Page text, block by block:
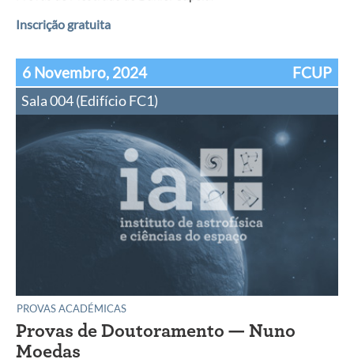
Inscrição gratuita
6 Novembro, 2024 FCUP
Sala 004 (Edifício FC1)
PROVAS ACADÉMICAS
Provas de Doutoramento — Nuno
Moedas